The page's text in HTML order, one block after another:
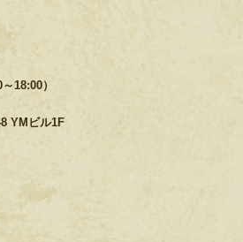
18:00）
YMビル1F
事例
ブログ